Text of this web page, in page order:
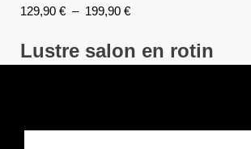
129,90 € – 199,90 €
Lustre salon en rotin